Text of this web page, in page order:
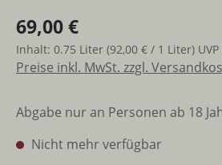
69,00 €
Inhalt: 0.75 Liter (92,00 € / 1 Liter) UVP
Preise inkl. MwSt. zzgl.
Abgabe nur an Personen ab 18
Nicht mehr verfügbar